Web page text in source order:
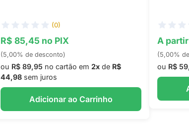
(0)
R$ 85,45 no PIX
(5,00% de desconto)
ou R$ 89,95 no cartão em 2xde R$
44,98sem juros
Adicionar ao Carrinho
A
(5,00%
ou R$